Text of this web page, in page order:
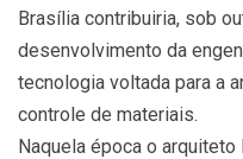
Brasília contribuiria, sob
desenvolvimento da
tecnologia voltada para a
controle de materiais.
Naquela época o